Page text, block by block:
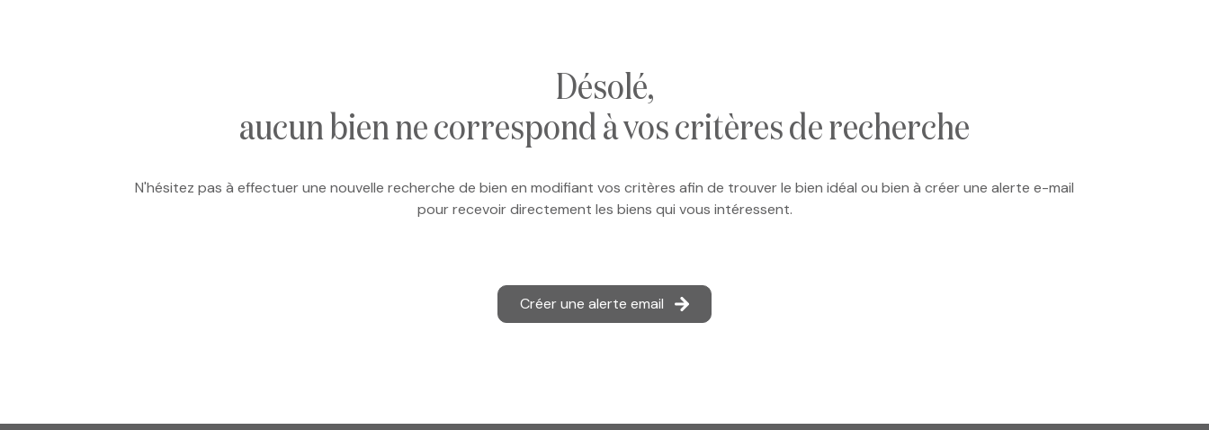
désolé,
aucun bien ne correspond à vos critères de recherche
N'hésitez pas à effectuer une nouvelle recherche de bien en modifiant vos critères afin de trouver le bien idéal ou bien à créer une alerte e-mail
pour recevoir directement les biens qui vous intéressent.
Créer une alerte email